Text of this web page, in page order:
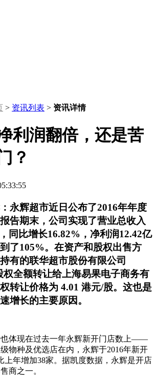
> 资讯列表 > 资讯详情
利润翻倍，还是苦
？
永辉超市近日公布了2016年年度
告期末，公司实现了营业总收入
同比增长16.82%，净利润12.42亿
了105%。在资产和股权出售方
有的联华超市股份有限公司
权全额转让给上海易果电子商务有
转让价格为 4.01 港元/股。这也是
增长的主要原因。
体现在过去一年永辉新开门店数上——
物种及优选店在内，永辉于2016年新开
上年增加38家。据凯度数据，永辉是开店
商之一。